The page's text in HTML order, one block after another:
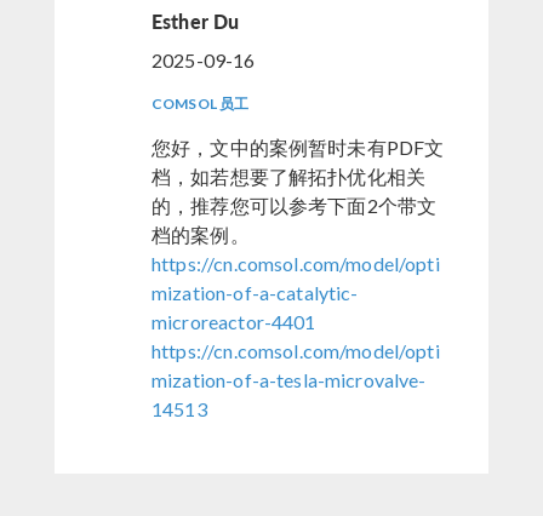
Esther Du
2025-09-16
COMSOL 员工
您好，文中的案例暂时未有PDF文
档，如若想要了解拓扑优化相关
的，推荐您可以参考下面2个带文
档的案例。
https://cn.comsol.com/model/opti
mization-of-a-catalytic-
microreactor-4401
https://cn.comsol.com/model/opti
mization-of-a-tesla-microvalve-
14513